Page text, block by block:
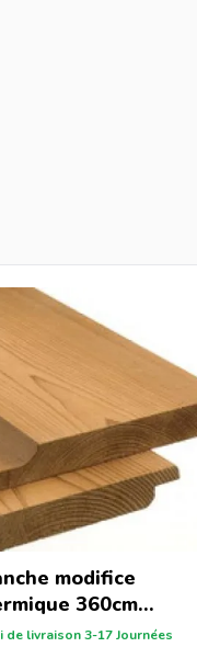
modifice
360cm
de livraison 3-17 Journées